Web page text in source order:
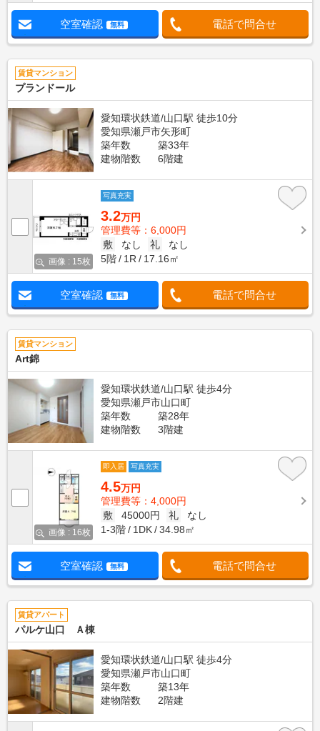
空室確認 無料 電話で問合せ
賃貸マンション
プランドール
愛知環状鉄道/山口駅 徒歩10分
愛知県瀬戸市矢形町
築年数
築33年
建物階数
6階建
画像 : 15枚
写真充実
3.2万円
管理費等：6,000円
敷
なし 礼
なし
5階
1R 17.16㎡
空室確認 無料 電話で問合せ
賃貸マンション
Art錦
愛知環状鉄道/山口駅 徒歩4分
愛知県瀬戸市山口町
築年数
築28年
建物階数
3階建
画像 : 16枚
即入居 写真充実
4.5万円
管理費等：4,000円
敷
45000円 礼
なし
1-3階
1DK 34.98㎡
空室確認 無料 電話で問合せ
賃貸アパート
パルケ山口 Ａ棟
愛知環状鉄道/山口駅 徒歩4分
愛知県瀬戸市山口町
築年数
築13年
建物階数
2階建